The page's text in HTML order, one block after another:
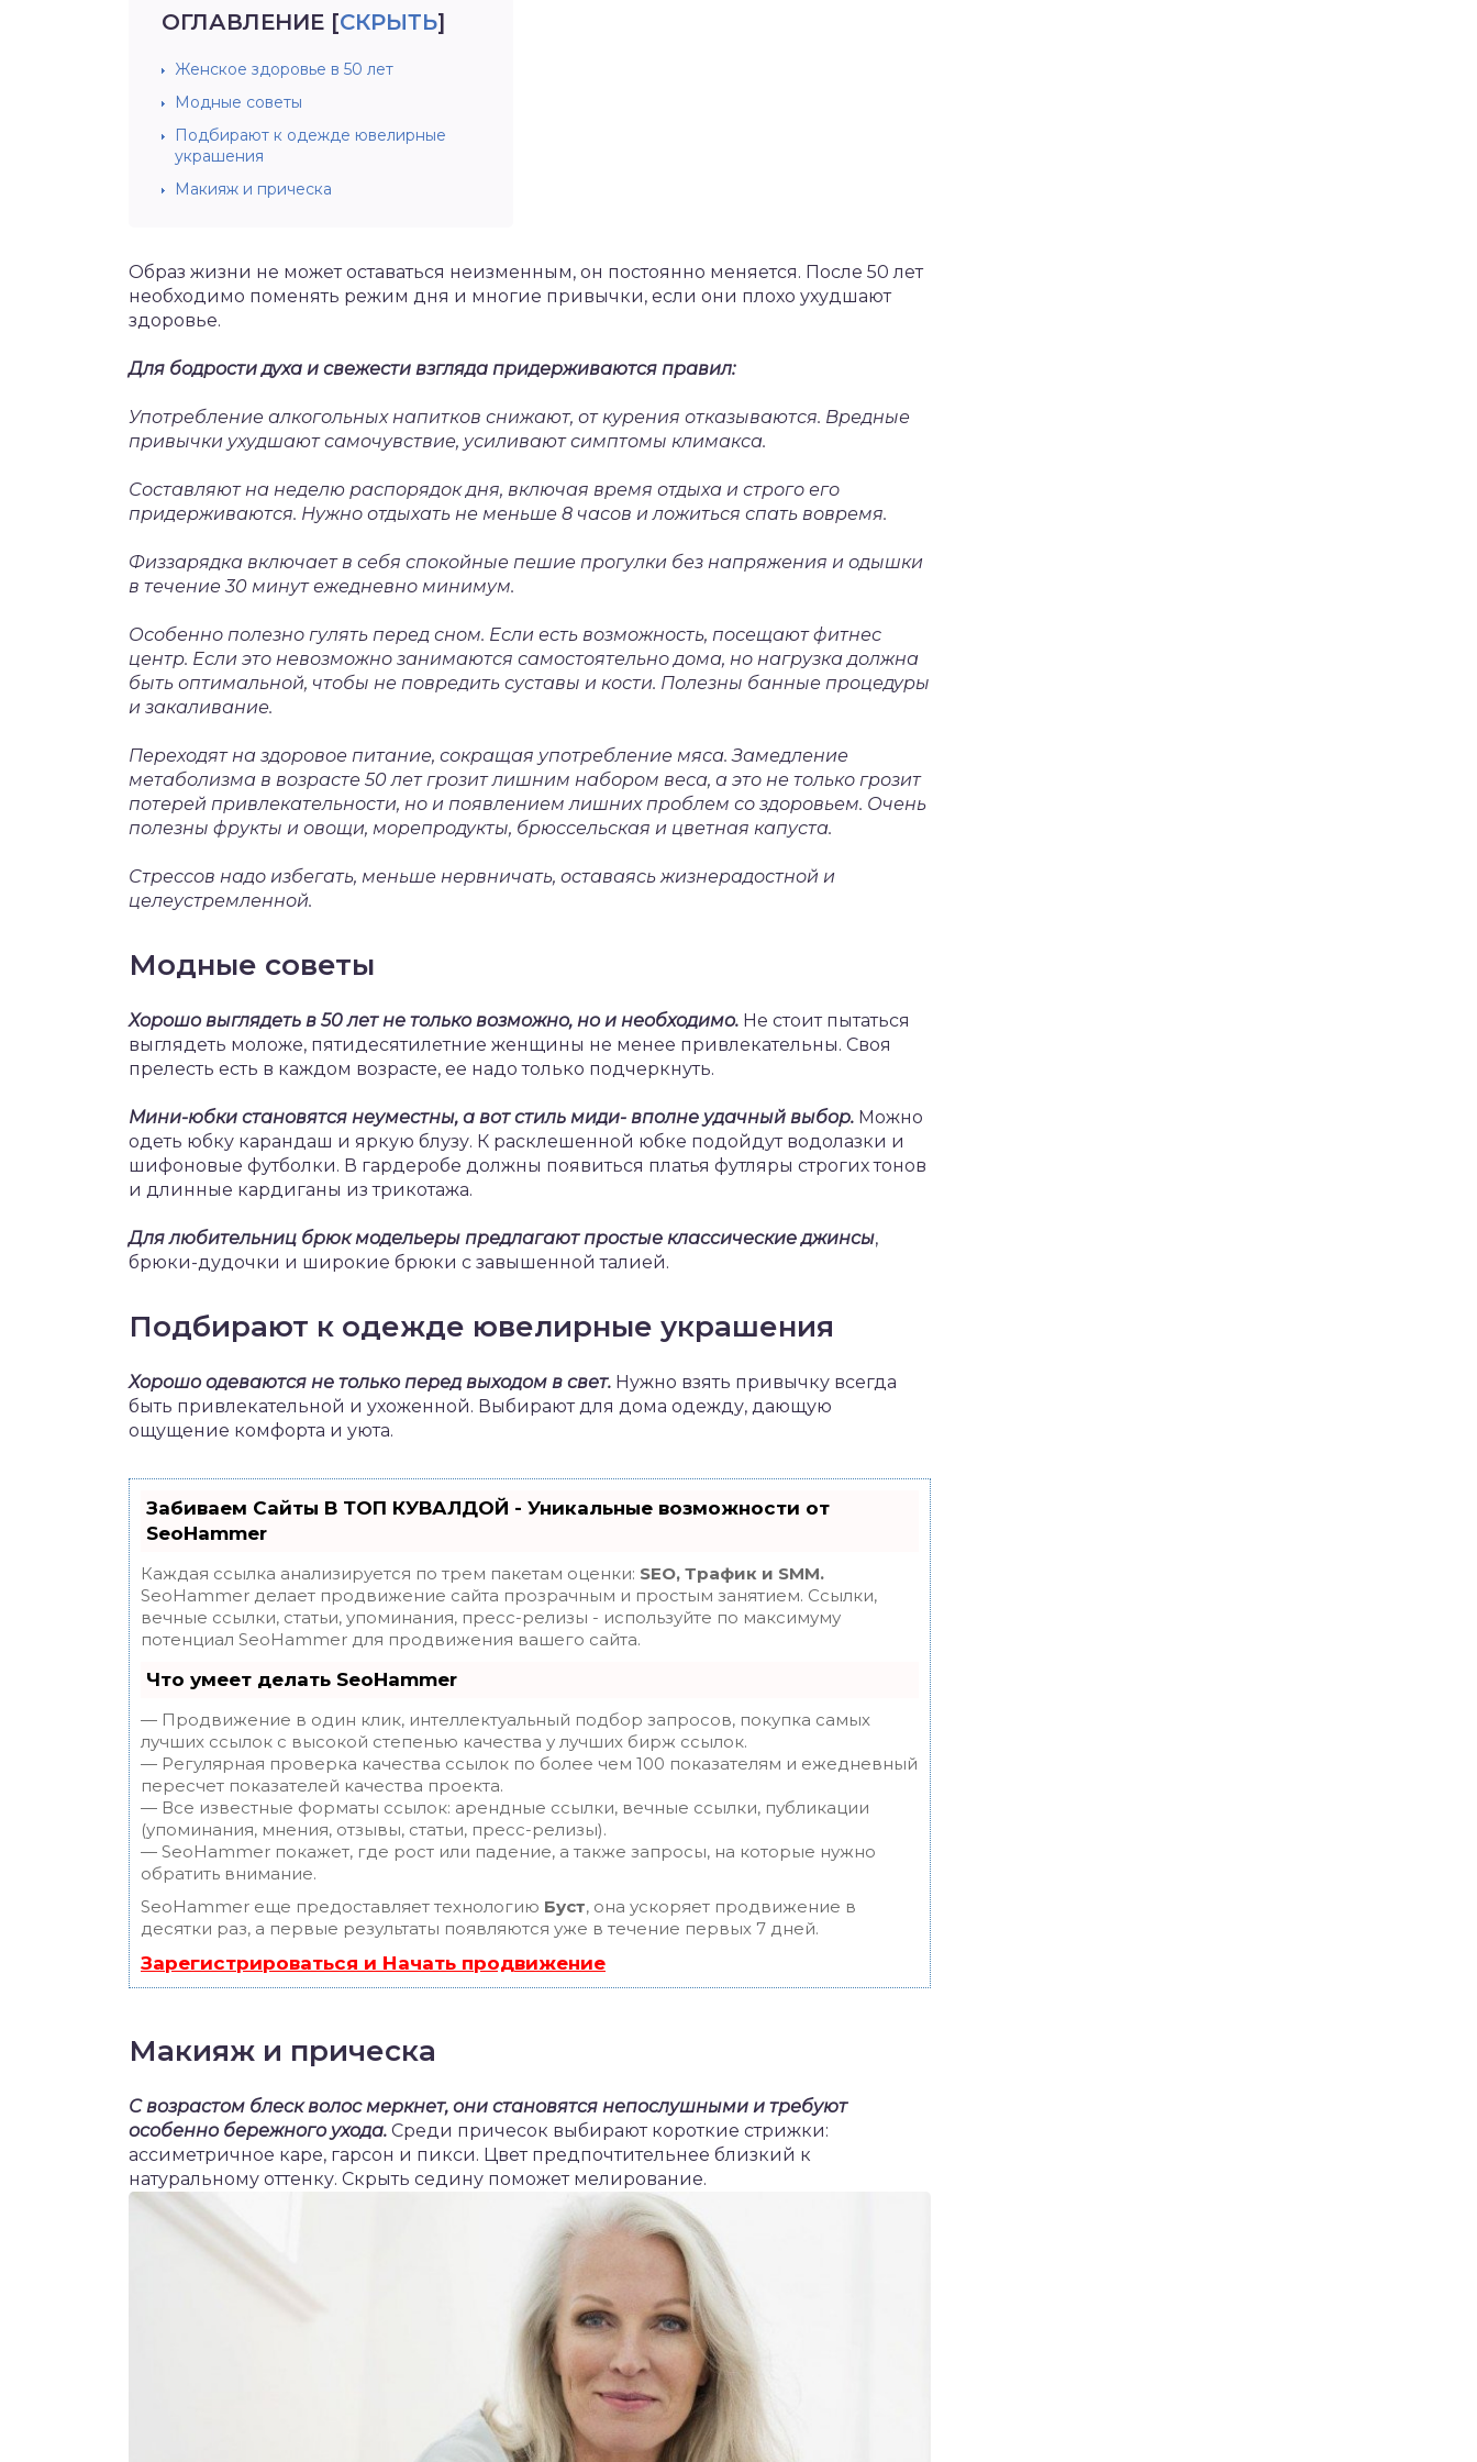
ОГЛАВЛЕНИЕ [СКРЫТЬ]
Женское здоровье в 50 лет
Модные советы
Подбирают к одежде ювелирные
украшения
Макияж и прическа
Образ жизни не может оставаться неизменным, он постоянно меняется. После 50 лет
необходимо поменять режим дня и многие привычки, если они плохо ухудшают
здоровье.
Для бодрости духа и свежести взгляда придерживаются правил:
Употребление алкогольных напитков снижают, от курения отказываются. Вредные
привычки ухудшают самочувствие, усиливают симптомы климакса.
Составляют на неделю распорядок дня, включая время отдыха и строго его
придерживаются. Нужно отдыхать не меньше 8 часов и ложиться спать вовремя.
Физзарядка включает в себя спокойные пешие прогулки без напряжения и одышки
в течение 30 минут ежедневно минимум.
Особенно полезно гулять перед сном. Если есть возможность, посещают фитнес
центр. Если это невозможно занимаются самостоятельно дома, но нагрузка должна
быть оптимальной, чтобы не повредить суставы и кости. Полезны банные процедуры
и закаливание.
Переходят на здоровое питание, сокращая употребление мяса. Замедление
метаболизма в возрасте 50 лет грозит лишним набором веса, а это не только грозит
потерей привлекательности, но и появлением лишних проблем со здоровьем. Очень
полезны фрукты и овощи, морепродукты, брюссельская и цветная капуста.
Стрессов надо избегать, меньше нервничать, оставаясь жизнерадостной и
целеустремленной.
Модные советы
Хорошо выглядеть в 50 лет не только возможно, но и необходимо. Не стоит пытаться
выглядеть моложе, пятидесятилетние женщины не менее привлекательны. Своя
прелесть есть в каждом возрасте, ее надо только подчеркнуть.
Мини-юбки становятся неуместны, а вот стиль миди- вполне удачный выбор. Можно
одеть юбку карандаш и яркую блузу. К расклешенной юбке подойдут водолазки и
шифоновые футболки. В гардеробе должны появиться платья футляры строгих тонов
и длинные кардиганы из трикотажа.
Для любительниц брюк модельеры предлагают простые классические джинсы,
брюки-дудочки и широкие брюки с завышенной талией.
Подбирают к одежде ювелирные украшения
Хорошо одеваются не только перед выходом в свет. Нужно взять привычку всегда
быть привлекательной и ухоженной. Выбирают для дома одежду, дающую
ощущение комфорта и уюта.
Забиваем Сайты В ТОП КУВАЛДОЙ - Уникальные возможности от
SeoHammer
Каждая ссылка анализируется по трем пакетам оценки: SEO, Трафик и SMM.
SeoHammer делает продвижение сайта прозрачным и простым занятием. Ссылки,
вечные ссылки, статьи, упоминания, пресс-релизы - используйте по максимуму
потенциал SeoHammer для продвижения вашего сайта.
Что умеет делать SeoHammer
— Продвижение в один клик, интеллектуальный подбор запросов, покупка самых
лучших ссылок с высокой степенью качества у лучших бирж ссылок.
— Регулярная проверка качества ссылок по более чем 100 показателям и ежедневный
пересчет показателей качества проекта.
— Все известные форматы ссылок: арендные ссылки, вечные ссылки, публикации
(упоминания, мнения, отзывы, статьи, пресс-релизы).
— SeoHammer покажет, где рост или падение, а также запросы, на которые нужно
обратить внимание.
SeoHammer еще предоставляет технологию Буст, она ускоряет продвижение в
десятки раз, а первые результаты появляются уже в течение первых 7 дней.
Зарегистрироваться и Начать продвижение
Макияж и прическа
С возрастом блеск волос меркнет, они становятся непослушными и требуют
особенно бережного ухода. Среди причесок выбирают короткие стрижки:
ассиметричное каре, гарсон и пикси. Цвет предпочтительнее близкий к
натуральному оттенку. Скрыть седину поможет мелирование.